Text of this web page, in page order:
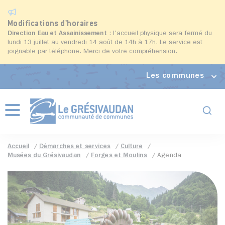
Modifications d'horaires
Direction Eau et Assainissement : l'accueil physique sera fermé du
lundi 13 juillet au vendredi 14 août de 14h à 17h. Le service est
joignable par téléphone. Merci de votre compréhension.
Les communes
Menu
Accueil Démarches et services
Culture
Musées du Grésivaudan
Forges et Moulins Agenda